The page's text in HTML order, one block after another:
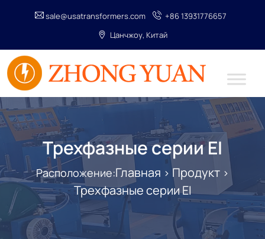
sale@usatransformers.com
+86 13931776657
Цанчжоу, Китай
Трехфазные серии EI
Расположение:Главная > Продукт >
Трехфазные серии EI